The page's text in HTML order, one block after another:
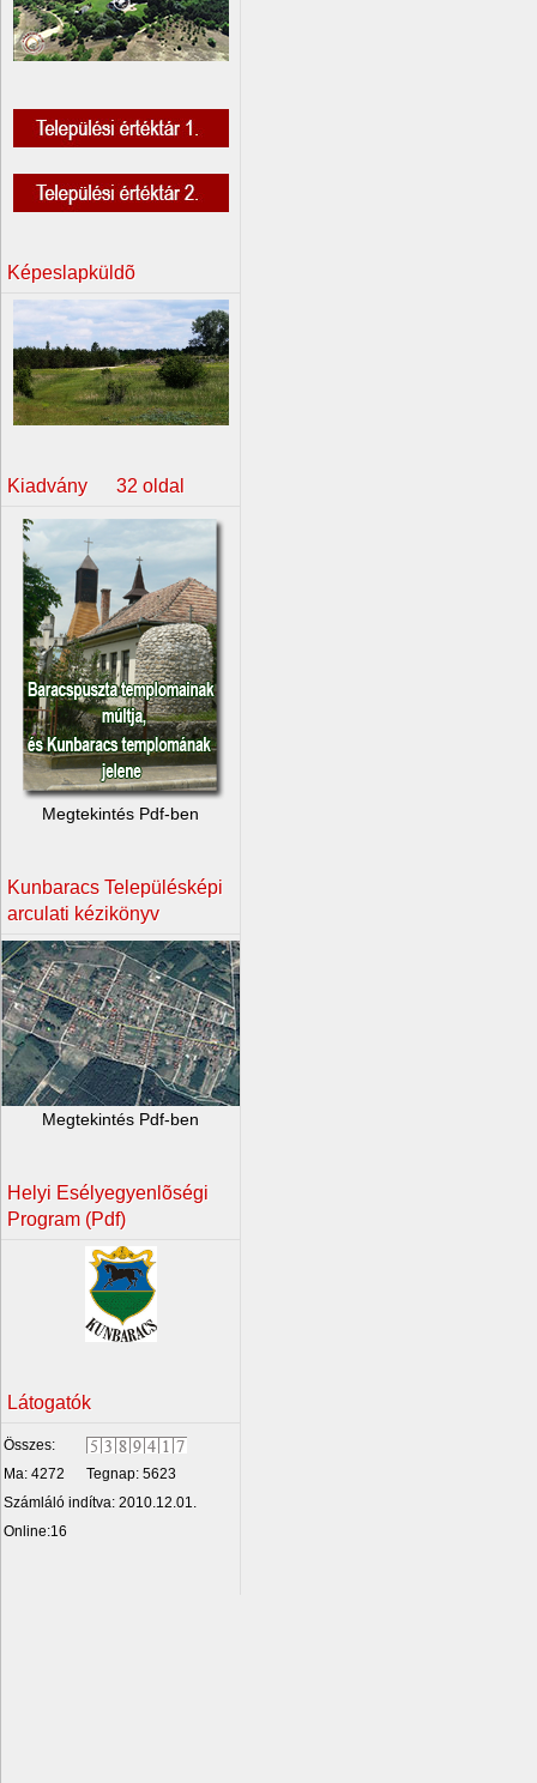
Képeslapküldõ
Kiadvány 32 oldal
Megtekintés Pdf-ben
Kunbaracs Településképi
arculati kézikönyv
Megtekintés Pdf-ben
Helyi Esélyegyenlõségi
Program (Pdf)
Látogatók
Összes:
Ma: 4272
Tegnap: 5623
Számláló indítva: 2010.12.01.
Online:16